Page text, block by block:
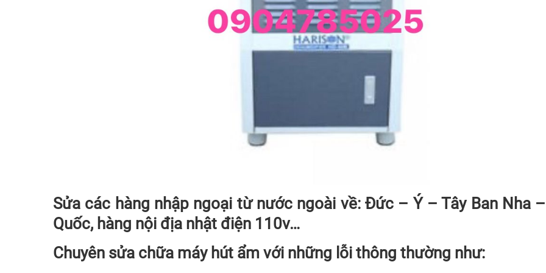
Sửa các hàng nhập ngoại từ nước ngoài về: Đức – Ý – Tây Ban Nha
Quốc, hàng nội địa nhật điện 110v…
Chuyên sửa chữa máy hút ẩm với những lỗi thông thường như: